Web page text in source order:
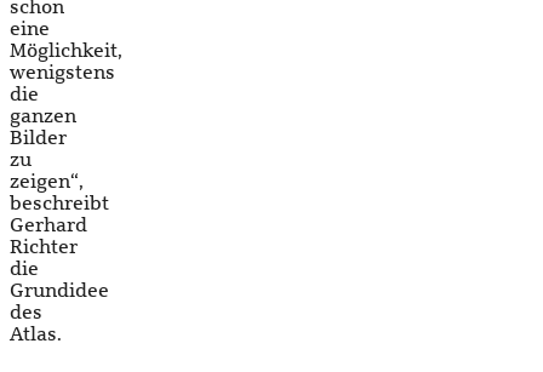
schon
eine
Möglichkeit,
wenigstens
die
ganzen
Bilder
zu
zeigen“,
beschreibt
Gerhard
Richter
die
Grundidee
des
Atlas.